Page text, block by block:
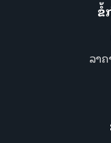
ຂໍ້
ລາ